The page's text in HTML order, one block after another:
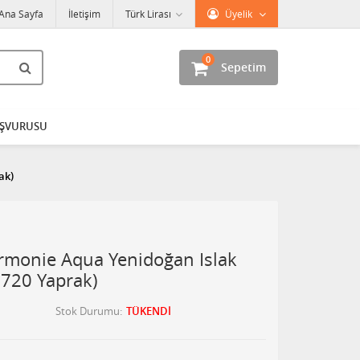
Üyelik
Türk Lirası
Sayfa İletişim
Sepetim
0
Aqua Yenidoğan Islak
Yaprak)
Stok Durumu TÜKENDİ